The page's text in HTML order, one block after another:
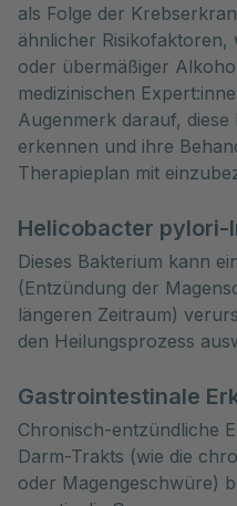
als Folge der
ähnlicher Risikofaktoren,
oder übermäßiger
medizinischen
Augenmerk darauf,
erkennen und ihre
Therapieplan mit
Helicobacter pylori-
Dieses Bakterium kann
(Entzündung der
längeren Zeitraum)
den Heilungsprozess
Gastrointestinale
Chronisch-entzündliche
Darm-Trakts (wie die
oder Magengeschwüre)